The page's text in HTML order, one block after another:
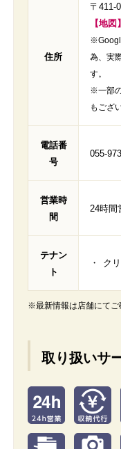
住所
〒411-
【地
為、実
す。
※一部
もござ
電話番
号
055-
営業時
間
24時間
テナン
ト
ク
※最新情報は店舗にてご
取り扱いサ